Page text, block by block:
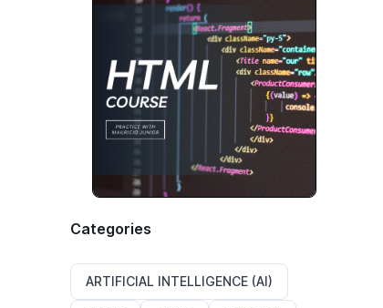
Categories
ARTIFICIAL INTELLIGENCE (AI)